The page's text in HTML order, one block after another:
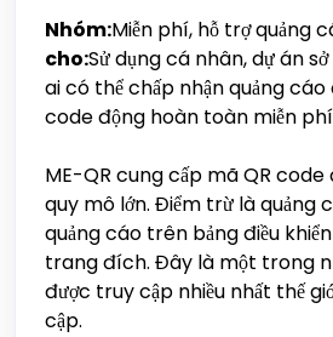
Nhóm:Miễn phí, hỗ trợ quảng
cho:Sử dụng cá nhân, dự án
ai có thể chấp nhận quảng cáo
code động hoàn toàn miễn
ME-QR cung cấp mã QR
quy mô lớn. Điểm trừ là quảng
quảng cáo trên bảng điều
trang đích. Đây là một trong
được truy cập nhiều nhất thế
cập.